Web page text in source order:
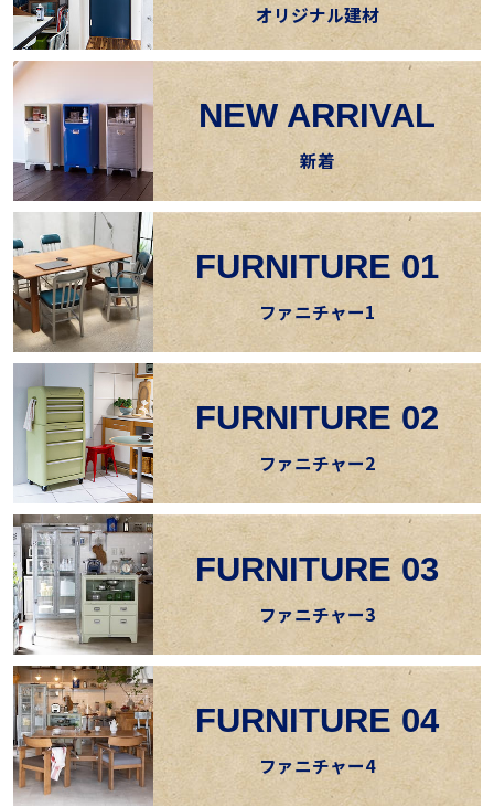
オリジナル建材
NEW ARRIVAL
新着
FURNITURE 01
ファニチャー1
FURNITURE 02
ファニチャー2
FURNITURE 03
ファニチャー3
FURNITURE 04
ファニチャー4